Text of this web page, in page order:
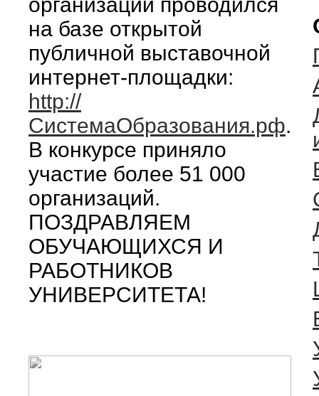
на базе открытой
публичной выставочной
интернет-площадки:
http://
СистемаОбразования.рф.
В конкурсе приняло
участие более 51 000
организаций.
ПОЗДРАВЛЯЕМ
ОБУЧАЮЩИХСЯ И
РАБОТНИКОВ
УНИВЕРСИТЕТА!